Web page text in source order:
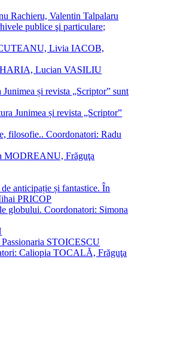
Rachieru, Valentin Talpalaru
publice şi particulare;
Livia IACOB,
Lucian VASILIU
și revista „Scriptor” sunt
Junimea și revista „Scriptor”
filosofie.. Coordonatori: Radu
MODREANU, Frăguţa
anticipație și fantastice. În
PRICOP
globului. Coordonatori: Simona
STOICESCU
Caliopia TOCALĂ, Frăguţa